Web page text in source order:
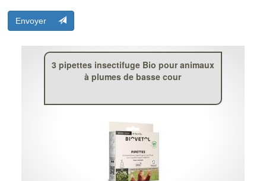
Envoyer
3 pipettes insectifuge Bio pour animaux
à plumes de basse cour